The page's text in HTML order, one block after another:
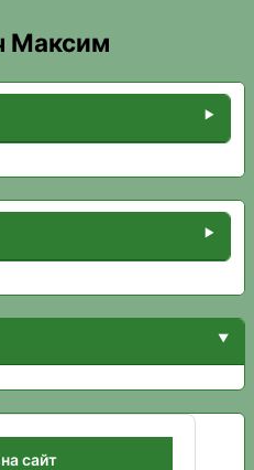
Максим
сайт